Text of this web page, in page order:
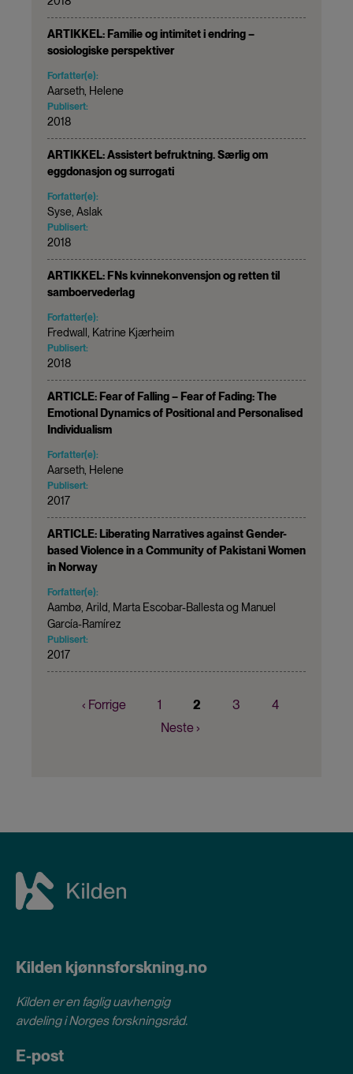
ARTIKKEL: Familie og intimitet i endring –
sosiologiske perspektiver
Forfatter(e):
Aarseth, Helene
Publisert:
2018
ARTIKKEL: Assistert befruktning. Særlig om
eggdonasjon og surrogati
Forfatter(e):
Syse, Aslak
Publisert:
2018
ARTIKKEL: FNs kvinnekonvensjon og retten til
samboervederlag
Forfatter(e):
Fredwall, Katrine Kjærheim
Publisert:
2018
ARTICLE: Fear of Falling – Fear of Fading: The
Emotional Dynamics of Positional and Personalised
Individualism
Forfatter(e):
Aarseth, Helene
Publisert:
2017
ARTICLE: Liberating Narratives against Gender-
based Violence in a Community of Pakistani Women
in Norway
Forfatter(e):
Aambø, Arild, Marta Escobar-Ballesta og Manuel
García-Ramírez
Publisert:
2017
Forrige
‹ Forrige Page
1
Nåværende
side
2 Page
3 Page
4
Neste
Neste ›
Kilden kjønnsforskning.no
Kilden er en faglig uavhengig
avdeling iNorges forskningsråd.
E-post